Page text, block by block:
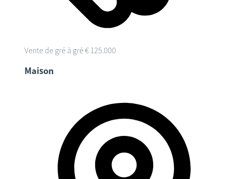
Vente de gré à gré € 125.000
Maison